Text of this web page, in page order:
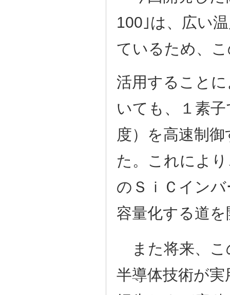
100｣は、広い
ているため、
活用すること
いても、１素
度）を高速制
た。これによ
のＳｉＣイン
容量化する道
また将来、こ
半導体技術が